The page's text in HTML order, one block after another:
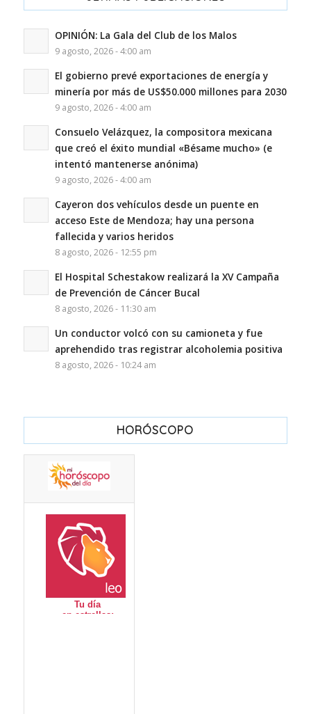
OPINIÓN: La Gala del Club de los Malos
9 agosto, 2026 - 4:00 am
El gobierno prevé exportaciones de energía y
minería por más de US$50.000 millones para 2030
9 agosto, 2026 - 4:00 am
Consuelo Velázquez, la compositora mexicana
que creó el éxito mundial «Bésame mucho» (e
intentó mantenerse anónima)
9 agosto, 2026 - 4:00 am
Cayeron dos vehículos desde un puente en
acceso Este de Mendoza; hay una persona
fallecida y varios heridos
8 agosto, 2026 - 12:55 pm
El Hospital Schestakow realizará la XV Campaña
de Prevención de Cáncer Bucal
8 agosto, 2026 - 11:30 am
Un conductor volcó con su camioneta y fue
aprehendido tras registrar alcoholemia positiva
8 agosto, 2026 - 10:24 am
HORÓSCOPO